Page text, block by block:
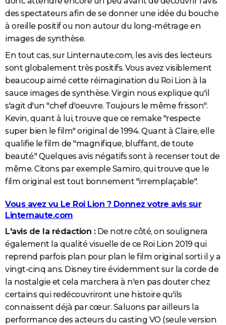
des spectateurs afin de se donner une idée du bouche
à oreille positif ou non autour du long-métrage en
images de synthèse.
En tout cas, sur Linternaute.com, les avis des lecteurs
sont globalement très positifs. Vous avez visiblement
beaucoup aimé cette réimagination du Roi Lion à la
sauce images de synthèse. Virgin nous explique qu'il
s'agit d'un "chef d'oeuvre. Toujours le même frisson".
Kevin, quant à lui, trouve que ce remake "respecte
super bien le film" original de 1994. Quant à Claire, elle
qualifie le film de "magnifique, bluffant, de toute
beauté." Quelques avis négatifs sont à recenser tout de
même. Citons par exemple Samiro, qui trouve que le
film original est tout bonnement "irremplaçable".
Vous avez vu Le Roi Lion ? Donnez votre avis sur
Linternaute.com
L'avis de la rédaction :De notre côté, on soulignera
également la qualité visuelle de ce Roi Lion 2019 qui
reprend parfois plan pour plan le film original sorti il y a
vingt-cinq ans. Disney tire évidemment sur la corde de
la nostalgie et cela marchera à n'en pas douter chez
certains qui redécouvriront une histoire qu'ils
connaissent déjà par cœur. Saluons par ailleurs la
performance des acteurs du casting VO (seule version